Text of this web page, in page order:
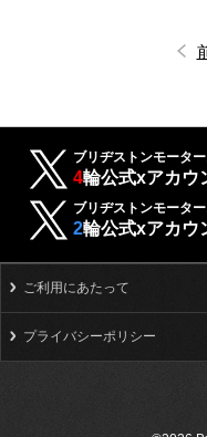
ブリヂストンモータ
4輪公式xアカウ
ブリヂストンモータ
2輪公式xアカウ
ご利用にあたって
プライバシーポリシー